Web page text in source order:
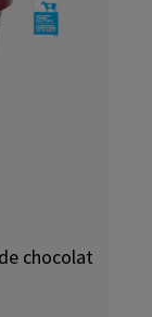
chocolat